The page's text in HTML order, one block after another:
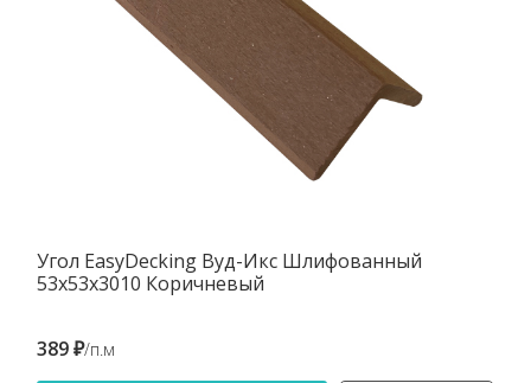
Угол EasyDecking Вуд-Икс Шлифованный
53х53х3010 Коричневый
389 ₽/п.м